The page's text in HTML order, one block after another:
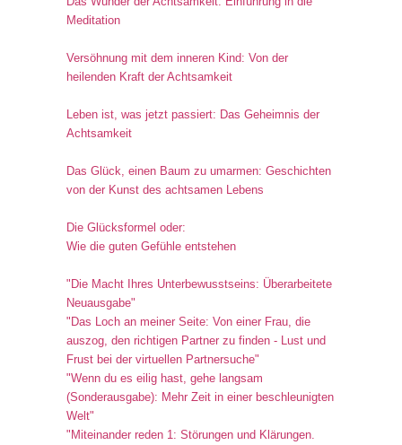
Meditation
Versöhnung mit dem inneren Kind: Von der
heilenden Kraft der Achtsamkeit
Leben ist, was jetzt passiert: Das Geheimnis der
Achtsamkeit
Das Glück, einen Baum zu umarmen: Geschichten
von der Kunst des achtsamen Lebens
Die Glücksformel oder:
Wie die guten Gefühle entstehen
"Die Macht Ihres Unterbewusstseins: Überarbeitete
Neuausgabe"
"Das Loch an meiner Seite: Von einer Frau, die
auszog, den richtigen Partner zu finden - Lust und
Frust bei der virtuellen Partnersuche"
"Wenn du es eilig hast, gehe langsam
(Sonderausgabe): Mehr Zeit in einer beschleunigten
Welt"
"Miteinander reden 1: Störungen und Klärungen.